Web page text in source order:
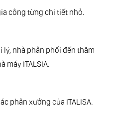
công từng chi tiết nhỏ.
lý, nhà phân phối đến thăm
máy ITALSIA.
phân xưởng của ITALISA.